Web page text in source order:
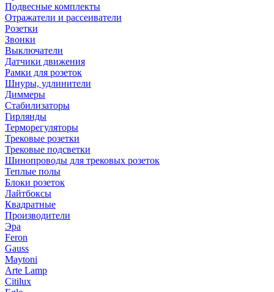
Подвесные комплекты
Отражатели и рассеиватели
Розетки
Звонки
Выключатели
Датчики движения
Рамки для розеток
Шнуры, удлинители
Диммеры
Стабилизаторы
Гирлянды
Терморегуляторы
Трековые розетки
Трековые подсветки
Шинопроводы для трековых розеток
Теплые полы
Блоки розеток
Лайтбоксы
Квадратные
Производители
Эра
Feron
Gauss
Maytoni
Arte Lamp
Citilux